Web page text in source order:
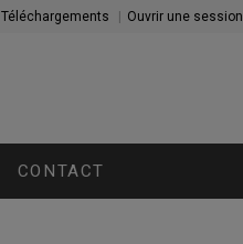
Ouvrir une session
Téléchargements
CONTACT